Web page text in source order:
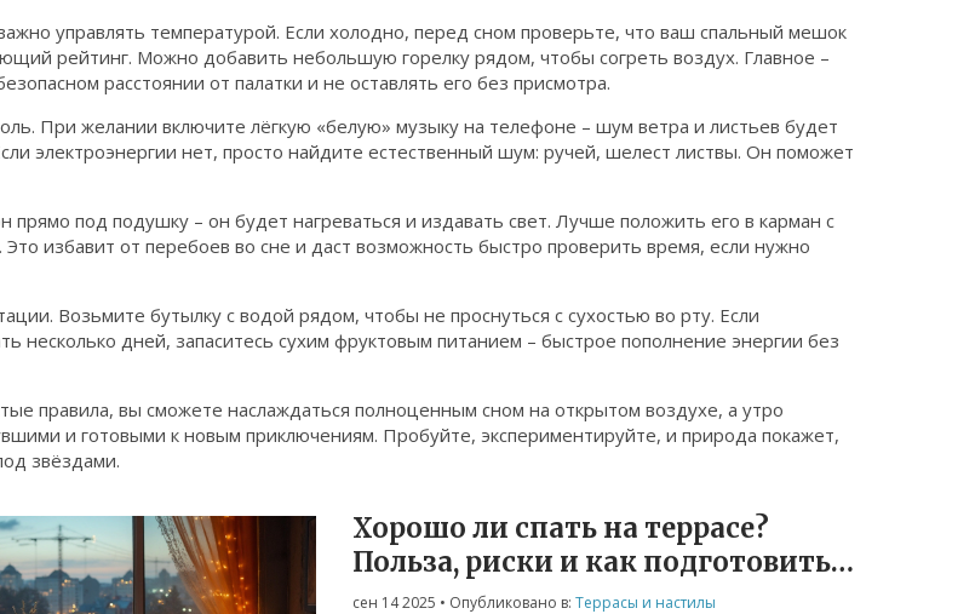
управлять температурой. Если холодно, перед сном проверьте, что ваш спальный мешок
рейтинг. Можно добавить небольшую горелку рядом, чтобы согреть воздух. Главное –
расстоянии от палатки и не оставлять его без присмотра.
При желании включите лёгкую «белую» музыку на телефоне – шум ветра и листьев будет
электроэнергии нет, просто найдите естественный шум: ручей, шелест листвы. Он поможет
прямо под подушку – он будет нагреваться и издавать свет. Лучше положить его в карман с
избавит от перебоев во сне и даст возможность быстро проверить время, если нужно
Возьмите бутылку с водой рядом, чтобы не проснуться с сухостью во рту. Если
несколько дней, запаситесь сухим фруктовым питанием – быстрое пополнение энергии без
правила, вы сможете наслаждаться полноценным сном на открытом воздухе, а утро
и готовыми к новым приключениям. Пробуйте, экспериментируйте, и природа покажет,
звёздами.
Хорошо ли спать на террасе?
Польза, риски и как подготовить
террасу для сна
сен 14 2025 • Опубликовано в: Террасы и настилы